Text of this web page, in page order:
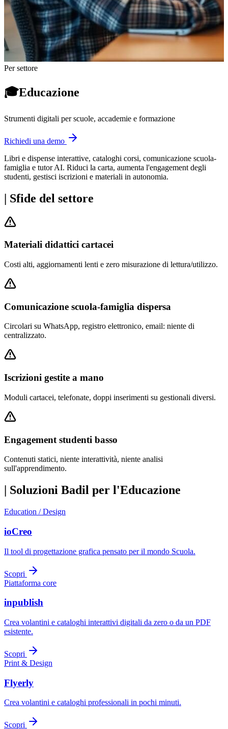
Per settore
🎓Educazione
Strumenti digitali per scuole, accademie e formazione
Richiedi una demo
Libri e dispense interattive, cataloghi corsi, comunicazione scuola-
famiglia e tutor AI. Riduci la carta, aumenta l'engagement degli
studenti, gestisci iscrizioni e materiali in autonomia.
| Sfide del settore
Materiali didattici cartacei
Costi alti, aggiornamenti lenti e zero misurazione di lettura/utilizzo.
Comunicazione scuola-famiglia dispersa
Circolari su WhatsApp, registro elettronico, email: niente di
centralizzato.
Iscrizioni gestite a mano
Moduli cartacei, telefonate, doppi inserimenti su gestionali diversi.
Engagement studenti basso
Contenuti statici, niente interattività, niente analisi
sull'apprendimento.
Soluzioni Badil per l'Educazione
Education / Design
ioCreo
Il tool di progettazione grafica pensato per il mondo Scuola.
Scopri
Piattaforma core
inpublish
Crea volantini e cataloghi interattivi digitali da zero o da un PDF
esistente.
Scopri
Print & Design
Flyerly
Crea volantini e cataloghi professionali in pochi minuti.
Scopri